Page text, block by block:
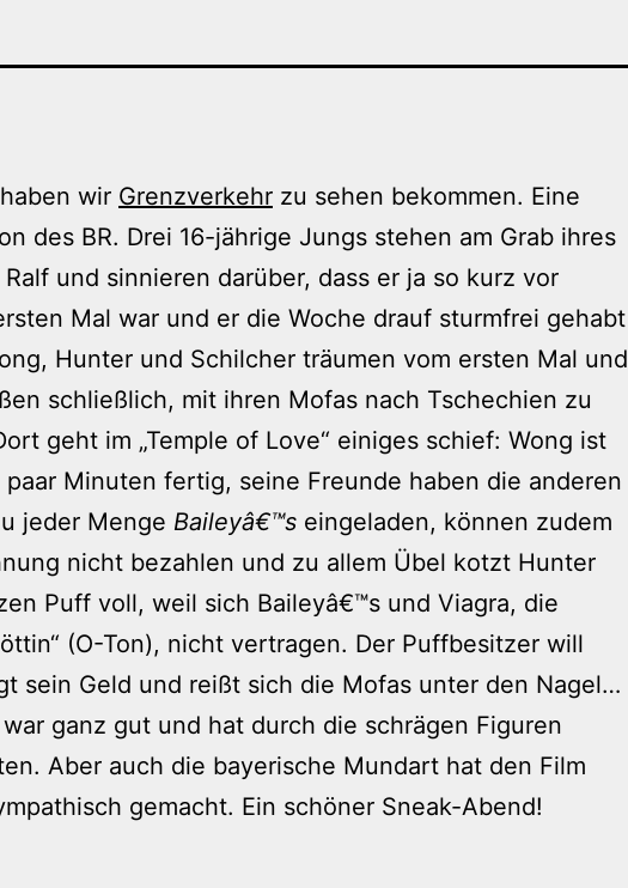
wir Grenzverkehr zu sehen bekommen. Eine
des BR. Drei 16-jährige Jungs stehen am Grab ihres
Ralf und sinnieren darüber, dass er ja so kurz vor
Mal war und er die Woche drauf sturmfrei gehabt
Hunter und Schilcher träumen vom ersten Mal und
schließlich, mit ihren Mofas nach Tschechien zu
geht im „Temple of Love“ einiges schief: Wong ist
paar Minuten fertig, seine Freunde haben die anderen
jeder Menge Baileyâ€™s eingeladen, können zudem
nicht bezahlen und zu allem Übel kotzt Hunter
Puff voll, weil sich Baileyâ€™s und Viagra, die
(O-Ton), nicht vertragen. Der Puffbesitzer will
sein Geld und reißt sich die Mofas unter den Nagel…
ganz gut und hat durch die schrägen Figuren
Aber auch die bayerische Mundart hat den Film
gemacht. Ein schöner Sneak-Abend!